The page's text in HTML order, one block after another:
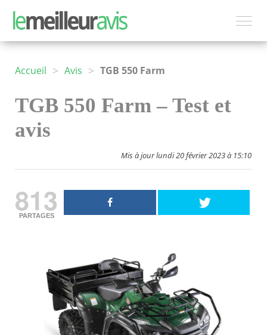
Accueil > Avis > TGB 550 Farm
TGB 550 Farm – Test et
avis
Mis à jour lundi 20 février 2023 à 15:10
813
PARTAGES